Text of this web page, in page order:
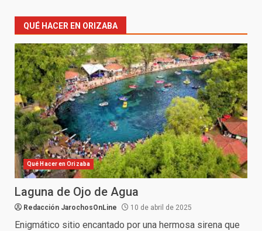
QUÉ HACER EN ORIZABA
Qué Hacer en Orizaba
Laguna de Ojo de Agua
Redacción JarochosOnLine 10 de abril de 2025
Enigmático sitio encantado por una hermosa sirena que